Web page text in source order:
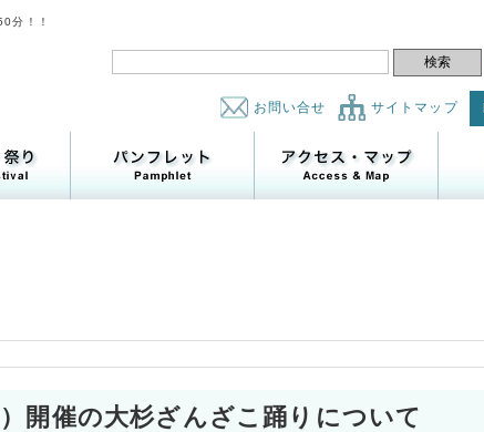
分！！
お問い合せ サイトマップ
開催の大杉ざんざこ踊りについて